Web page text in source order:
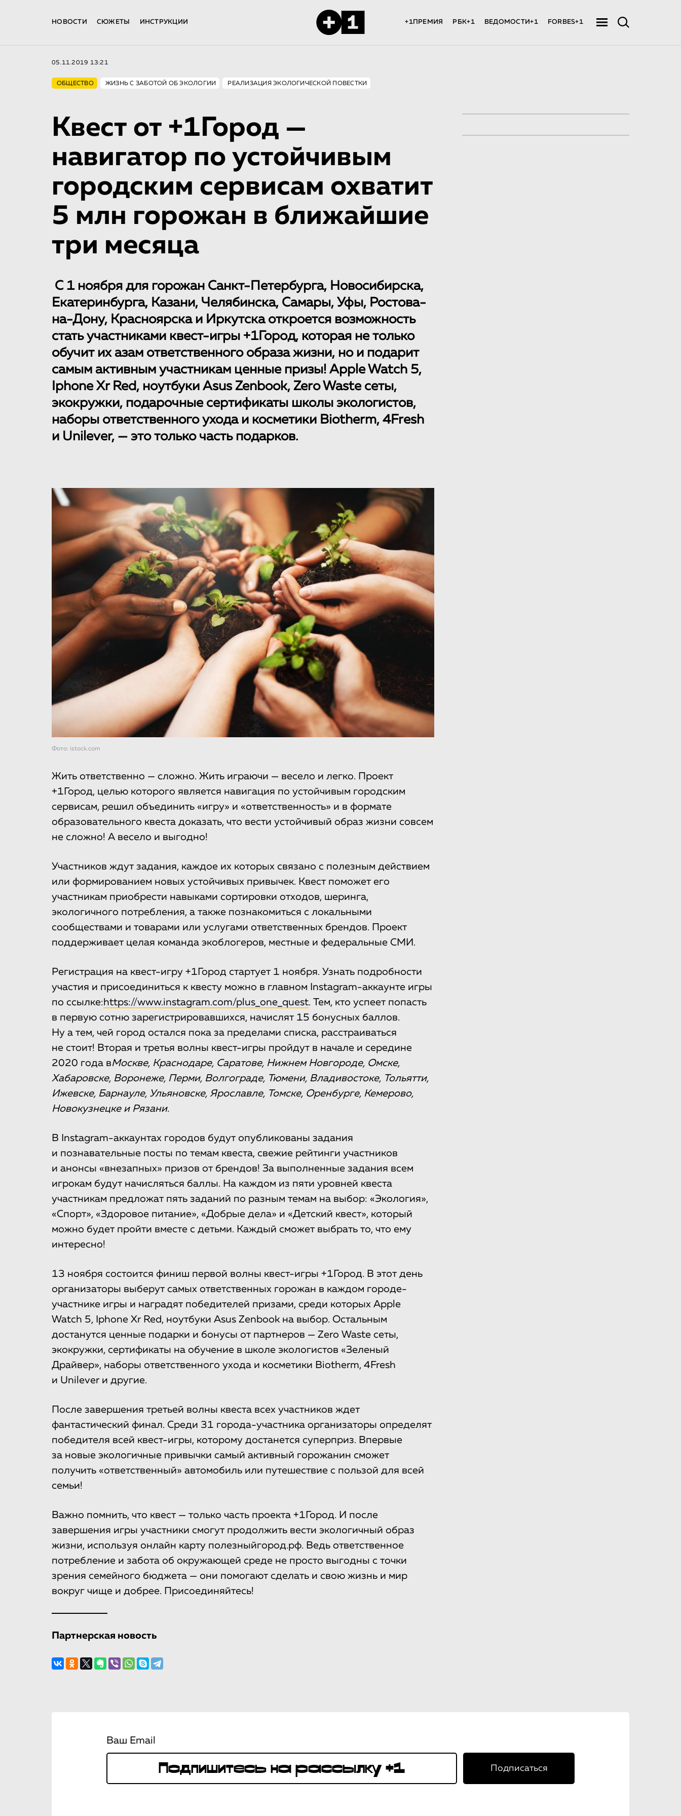
НОВОСТИ СЮЖЕТЫ ИНСТРУКЦИИ +1ПРЕМИЯ РБК+1 ВЕДОМОСТИ+1 FORBES+1
05.11.2019 13:21
ОБЩЕСТВО ЖИЗНЬ С ЗАБОТОЙ ОБ ЭКОЛОГИИ РЕАЛИЗАЦИЯ ЭКОЛОГИЧЕСКОЙ ПОВЕСТКИ
Квест от +1Город —
навигатор по устойчивым
городским сервисам охватит
5 млн горожан в ближайшие
три месяца
С 1 ноября для горожан Санкт-Петербурга, Новосибирска,
Екатеринбурга, Казани, Челябинска, Самары, Уфы, Ростова-
на-Дону, Красноярска и Иркутска откроется возможность
стать участниками квест-игры +1Город, которая не только
обучит их азам ответственного образа жизни, но и подарит
самым активным участникам ценные призы! Apple Watch 5,
Iphone Xr Red, ноутбуки Asus Zenbook, Zero Waste сеты,
экокружки, подарочные сертификаты школы экологистов,
наборы ответственного ухода и косметики Biotherm, 4Fresh
и Unilever, — это только часть подарков.
Фото: istock.com
Жить ответственно — сложно. Жить играючи — весело и легко. Проект
+1Город, целью которого является навигация по устойчивым городским
сервисам, решил объединить «игру» и «ответственность» и в формате
образовательного квеста доказать, что вести устойчивый образ жизни совсем
не сложно! А весело и выгодно!
Участников ждут задания, каждое их которых связано с полезным действием
или формированием новых устойчивых привычек. Квест поможет его
участникам приобрести навыками сортировки отходов, шеринга,
экологичного потребления, а также познакомиться с локальными
сообществами и товарами или услугами ответственных брендов. Проект
поддерживает целая команда экоблогеров, местные и федеральные СМИ.
Регистрация на квест-игру +1Город стартует 1 ноября. Узнать подробности
участия и присоединиться к квесту можно в главном Instagram-аккаунте игры
по ссылке: https://www.instagram.com/plus_one_quest. Тем, кто успеет попасть
в первую сотню зарегистрировавшихся, начислят 15 бонусных баллов.
Ну а тем, чей город остался пока за пределами списка, расстраиваться
не стоит! Вторая и третья волны квест-игры пройдут в начале и середине
2020 года вМоскве, Краснодаре, Саратове, Нижнем Новгороде, Омске,
Хабаровске, Воронеже, Перми, Волгограде, Тюмени, Владивостоке, Тольятти,
Ижевске, Барнауле, Ульяновске, Ярославле, Томске, Оренбурге, Кемерово,
Новокузнецке и Рязани.
В Instagram-аккаунтах городов будут опубликованы задания
и познавательные посты по темам квеста, свежие рейтинги участников
и анонсы «внезапных» призов от брендов! За выполненные задания всем
игрокам будут начисляться баллы. На каждом из пяти уровней квеста
участникам предложат пять заданий по разным темам на выбор: «Экология»,
«Спорт», «Здоровое питание», «Добрые дела» и «Детский квест», который
можно будет пройти вместе с детьми. Каждый сможет выбрать то, что ему
интересно!
13 ноября состоится финиш первой волны квест-игры +1Город. В этот день
организаторы выберут самых ответственных горожан в каждом городе-
участнике игры и наградят победителей призами, среди которых Apple
Watch 5, Iphone Xr Red, ноутбуки Asus Zenbook на выбор. Остальным
достанутся ценные подарки и бонусы от партнеров — Zero Waste сеты,
экокружки, сертификаты на обучение в школе экологистов «Зеленый
Драйвер», наборы ответственного ухода и косметики Biotherm, 4Fresh
и Unilever и другие.
После завершения третьей волны квеста всех участников ждет
фантастический финал. Среди 31 города-участника организаторы определят
победителя всей квест-игры, которому достанется суперприз. Впервые
за новые экологичные привычки самый активный горожанин сможет
получить «ответственный» автомобиль или путешествие с пользой для всей
семьи!
Важно помнить, что квест — только часть проекта +1Город. И после
завершения игры участники смогут продолжить вести экологичный образ
жизни, используя онлайн карту полезныйгород.рф. Ведь ответственное
потребление и забота об окружающей среде не просто выгодны с точки
зрения семейного бюджета — они помогают сделать и свою жизнь и мир
вокруг чище и добрее. Присоединяйтесь!
Партнерская новость
Ваш Email
Подписаться